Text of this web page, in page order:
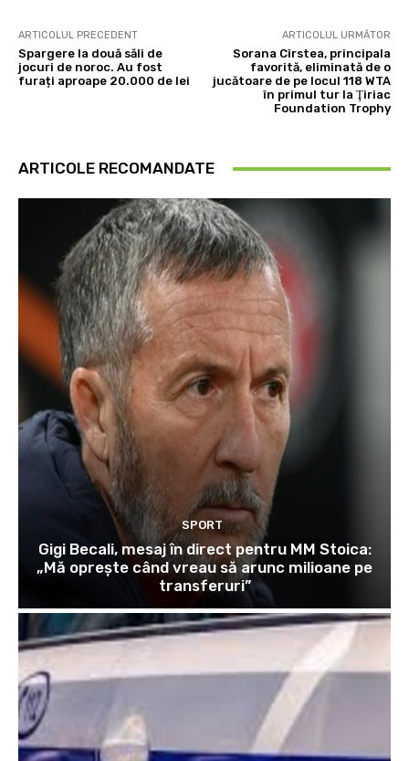
ARTICOLUL PRECEDENT
Spargere la două săli de
jocuri de noroc. Au fost
furați aproape 20.000 de lei
ARTICOLUL URMĂTOR
Sorana Cîrstea, principala
favorită, eliminată de o
jucătoare de pe locul 118 WTA
în primul tur la Ţiriac
Foundation Trophy
ARTICOLE RECOMANDATE
SPORT
Gigi Becali, mesaj în direct pentru MM Stoica:
„Mă oprește când vreau să arunc milioane pe
transferuri”